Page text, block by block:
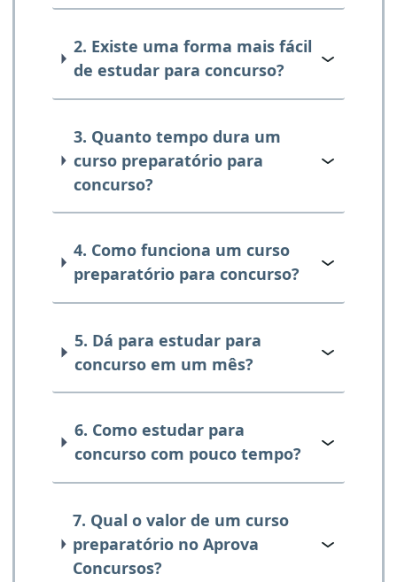
2. Existe uma forma mais fácil
de estudar para concurso?
3. Quanto tempo dura um
curso preparatório para
concurso?
4. Como funciona um curso
preparatório para concurso?
5. Dá para estudar para
concurso em um mês?
6. Como estudar para
concurso com pouco tempo?
7. Qual o valor de um curso
preparatório no Aprova
Concursos?